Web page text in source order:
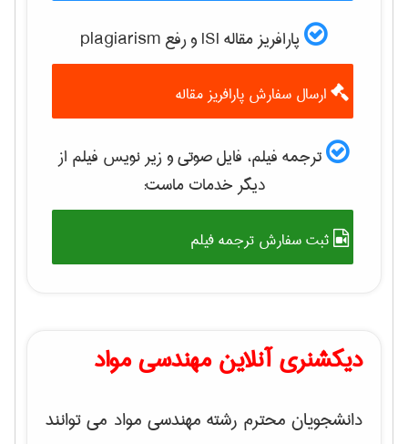
پارافریز مقاله ISI و رفع plagiarism
ارسال سفارش پارافریز مقاله
ترجمه فیلم، فایل صوتی و زیر نویس فیلم از
دیگر خدمات ماست:
ثبت سفارش ترجمه فیلم
دیکشنری آنلاین مهندسی مواد
دانشجویان محترم رشته مهندسی مواد می توانند